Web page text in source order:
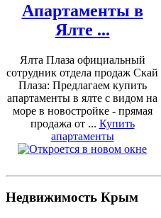
Апартаменты в
Ялте ...
Ялта Плаза официальный
сотрудник отдела продаж Скай
Плаза: Предлагаем купить
апартаменты в ялте с видом на
море в новостройке - прямая
продажа от ... Купить
апартаменты
Недвижимость Крым